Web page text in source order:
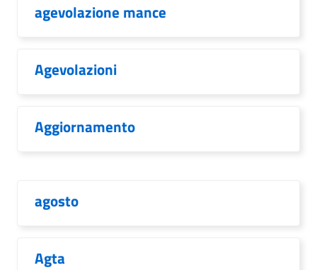
agevolazione mance
Agevolazioni
Aggiornamento
agosto
Agta